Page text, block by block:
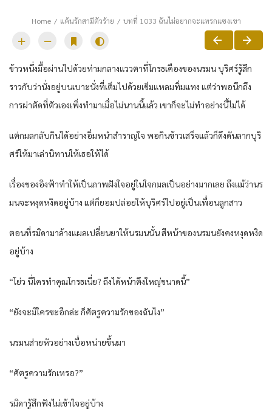
Home แค้นรักสามีตัวร้าย บทที่ 1033 ฉันไม่อยากจะแทรกแซงเขา
ข้าวหนึ่งมื้อผ่านไปด้วยท่ามกลางแววตาที่โกรธเคืองของนรมน บุริศร์รู้สึก
ราวกับว่านั่งอยู่บนเบาะนั่งที่เต็มไปด้วยเข็มแหลมทิ่มแทง แต่ว่าพอนึกถึง
การผ่าตัดที่ตัวเองเพิ่งทำมาเมื่อไม่นานนี้แล้ว เขาก็จะไม่ทำอย่างนี้ไม่ได้
แต่กมลกลับกินได้อย่างอิ่มหนำสำราญใจ พอกินข้าวเสร็จแล้วก็ดึงดันลากบุริ
ศร์ให้มาเล่านิทานให้เธอให้ได้
เรื่องของอิงฟ้าทำให้เป็นภาพฝังใจอยู่ในใจกมลเป็นอย่างมากเลย ถึงแม้ว่านร
มนจะหงุดหงิดอยู่บ้าง แต่ก็ยอมปล่อยให้บุริศร์ไปอยู่เป็นเพื่อนลูกสาว
ตอนที่รมิดามาล้างแผลเปลี่ยนยาให้นรมนนั้น สีหน้าของนรมนยังคงหงุดหงิด
อยู่บ้าง
“โย่ว นี่ใครทำคุณโกรธเนี่ย? ถึงได้หน้าตึงใหญ่ขนาดนี้”
“ยังจะมีใครซะอีกล่ะ ก็ศัตรูความรักของฉันไง”
นรมนส่ายหัวอย่างเบื่อหน่ายขึ้นมา
“ศัตรูความรักเหรอ?”
รมิดารู้สึกฟังไม่เข้าใจอยู่บ้าง